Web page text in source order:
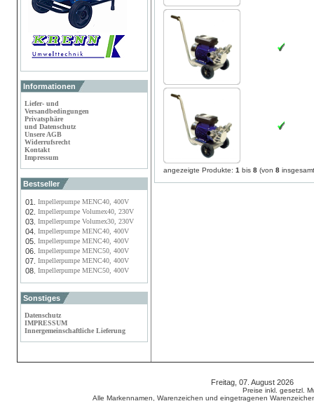
Informationen
Liefer- und
Versandbedingungen
Privatsphäre
und Datenschutz
Unsere AGB
Widerrufsrecht
Kontakt
Impressum
Bestseller
01. Impellerpumpe MENC40, 400V
02. Impellerpumpe Volumex40, 230V
03. Impellerpumpe Volumex30, 230V
04. Impellerpumpe MENC40, 400V
05. Impellerpumpe MENC40, 400V
06. Impellerpumpe MENC50, 400V
07. Impellerpumpe MENC40, 400V
08. Impellerpumpe MENC50, 400V
Sonstiges
Datenschutz
IMPRESSUM
Innergemeinschaftliche Lieferung
angezeigte Produkte: 1 bis 8 (von 8
Freitag, 07. August 2026
Preise inkl. gesetzl.
Alle Markennamen, Warenzeichen und eingetragenen